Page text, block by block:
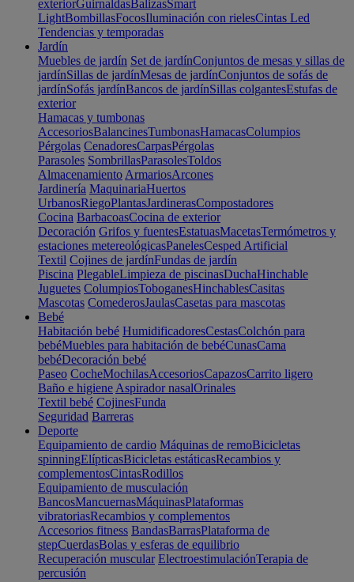
exteriorGuirnaldasBalizasSmart
LightBombillasFocosIluminación con rielesCintas Led
Tendencias y temporadas
Jardín
Muebles de jardín Set de jardínConjuntos de mesas y sillas de
jardínSillas de jardínMesas de jardínConjuntos de sofás de
jardínSofás jardínBancos de jardínSillas colgantesEstufas de
exterior
Hamacas y tumbonas
AccesoriosBalancinesTumbonasHamacasColumpios
Pérgolas CenadoresCarpasPérgolas
Parasoles SombrillasParasolesToldos
Almacenamiento ArmariosArcones
Jardinería MaquinariaHuertos
UrbanosRiegoPlantasJardinerasCompostadores
Cocina BarbacoasCocina de exterior
Decoración Grifos y fuentesEstatuasMacetasTermómetros y
estaciones metereológicasPanelesCesped Artificial
Textil Cojines de jardínFundas de jardín
Piscina PlegableLimpieza de piscinasDuchaHinchable
Juguetes ColumpiosToboganesHinchablesCasitas
Mascotas ComederosJaulasCasetas para mascotas
Bebé
Habitación bebé HumidificadoresCestasColchón para
bebéMuebles para habitación de bebéCunasCama
bebéDecoración bebé
Paseo CocheMochilasAccesoriosCapazosCarrito ligero
Baño e higiene Aspirador nasalOrinales
Textil bebé CojinesFunda
Seguridad Barreras
Deporte
Equipamiento de cardio Máquinas de remoBicicletas
spinningElípticasBicicletas estáticasRecambios y
complementosCintasRodillos
Equipamiento de musculación
BancosMancuernasMáquinasPlataformas
vibratoriasRecambios y complementos
Accesorios fitness BandasBarrasPlataforma de
stepCuerdasBolas y esferas de equilibrio
Recuperación muscular ElectroestimulaciónTerapia de
percusión